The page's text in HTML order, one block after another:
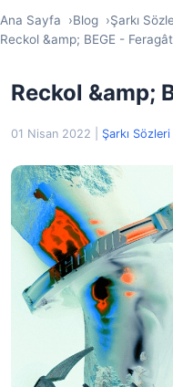
Ana Sayfa Blog
Şarkı
Reckol &amp; BEGE -
Reckol &amp;
01 Nisan 2022 Şarkı